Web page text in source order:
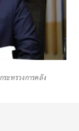
ะทรวงการคลัง